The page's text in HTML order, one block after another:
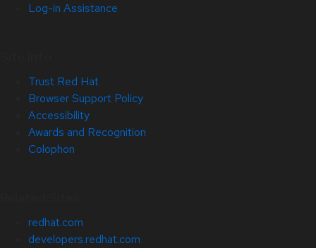
Log-in Assistance
Trust Red Hat
Browser Support Policy
Accessibility
Awards and Recognition
Colophon
redhat.com
developers.redhat.com